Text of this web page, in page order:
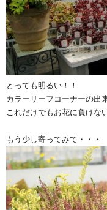
とっても明るい！！
カラーリーフコーナーの出
これだけでもお花に負けな
もう少し寄ってみて・・・